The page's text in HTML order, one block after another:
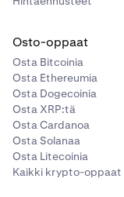
tehdä siirron.
Jos tarvitset
tallettaminen -
PayID:PayID on
saatavilla Krakenin
avulla AUD-
Osto-oppaat
Osta Bitcoinia
Osta Ethereumia
Osta Dogecoinia
Osta XRP:tä
Osta Cardanoa
Osta Solanaa
Osta Litecoinia
Kaikki krypto-oppaat